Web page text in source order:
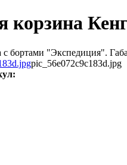
корзина
с бортами "Экспедиция".
pic_56e072c9c183d.jpg